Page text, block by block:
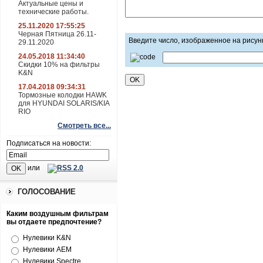
Актуальные цены и
технические работы.
25.11.2020 17:55:25
Черная Пятница 26.11-
29.11.2020
24.05.2018 11:34:40
Скидки 10% на фильтры
K&N
17.04.2018 09:34:31
Тормозные колодки HAWK
для HYUNDAI SOLARIS/KIA
RIO
Смотреть все...
Подписаться на новости:
или
ГОЛОСОВАНИЕ
Каким воздушным фильтрам
вы отдаете предпочтение?
Нулевики K&N
Нулевики AEM
Нулевики Spectre
Введите число, изображенное на